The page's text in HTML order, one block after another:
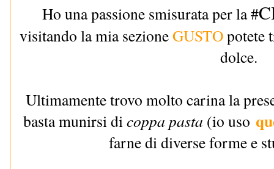
Ho una passione smisurata per la #
visitando la mia sezioneGUSTOpotete
dolce.
Ultimamente trovo molto carina la
basta munirsi dicoppa pasta (io uso
farne di diverse forme e